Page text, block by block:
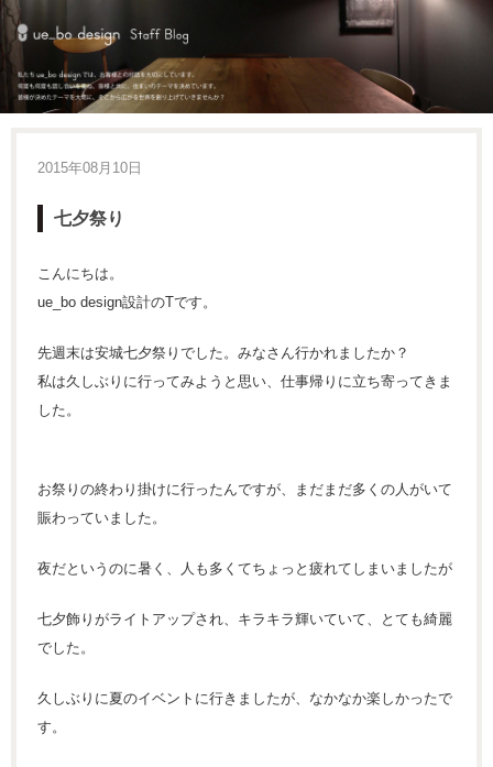
2015年08月10日
七夕祭り
こんにちは。
ue_bo design設計のTです。
先週末は安城七夕祭りでした。みなさん行かれましたか？
私は久しぶりに行ってみようと思い、仕事帰りに立ち寄ってきま
した。
お祭りの終わり掛けに行ったんですが、まだまだ多くの人がいて
賑わっていました。
夜だというのに暑く、人も多くてちょっと疲れてしまいましたが
七夕飾りがライトアップされ、キラキラ輝いていて、とても綺麗
でした。
久しぶりに夏のイベントに行きましたが、なかなか楽しかったで
す。